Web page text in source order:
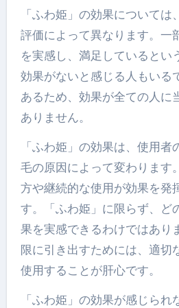
「ふわ姫」の効果について
評価によって異なります。一
を実感し、満足しているとい
効果がないと感じる人もいる
あるため、効果が全ての人に
ありません。
「ふわ姫」の効果は、使用
毛の原因によって変わります
方や継続的な使用が効果を発
す。「ふわ姫」に限らず、ど
果を実感できるわけではあり
限に引き出すためには、適切
使用することが肝心です。
「ふわ姫」の効果が感じら